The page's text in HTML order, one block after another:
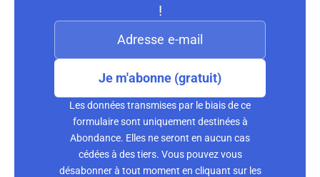
!
Je m'abonne (gratuit)
Les données transmises par le biais de ce
formulaire sont uniquement destinées à
Abondance. Elles ne seront en aucun cas
cédées à des tiers. Vous pouvez vous
désabonner à tout moment en cliquant sur les